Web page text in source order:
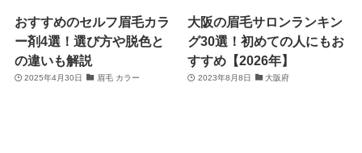
おすすめのセルフ眉毛カラ
ー剤4選！選び方や脱色と
の違いも解説
2025年4月30日 眉毛 カラー
大阪の眉毛サロンランキン
グ30選！初めての人にもお
すすめ【2026年】
2023年8月8日 大阪府